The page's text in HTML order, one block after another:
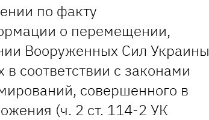
по факту
о перемещении,
Вооруженных Сил Украины
соответствии с законами
совершенного в
(ч. 2 ст. 114-2 УК